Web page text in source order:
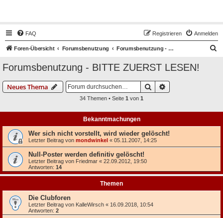
FAQ Anmelden
Registrieren
Foren-Übersicht Forumsbenutzung Forumsbenutzung - BITTE ZUERST LESEN!
Forumsbenutzung - BITTE ZUERST LESEN!
Neues Thema Suche
34 Themen • Seite 1 von 1
Bekanntmachungen
Wer sich nicht vorstellt, wird wieder gelöscht!
Letzter Beitrag von mondwinkel « 05.11.2007, 14:25
Null-Poster werden definitiv gelöscht!
Letzter Beitrag von Friedmar « 22.09.2012, 19:50
Antworten: 14
Themen
Die Clubforen
Letzter Beitrag von KalleWirsch « 16.09.2018, 10:54
Antworten: 2